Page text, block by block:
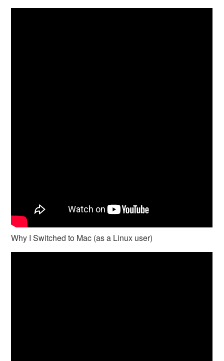
Why I Switched to Mac (as a Linux user)